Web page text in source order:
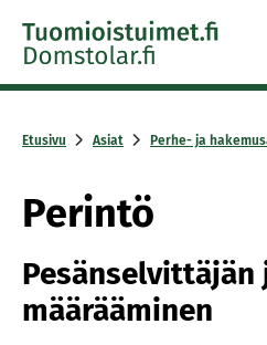
Skip to content -
Etusivu Asiat Perhe- ja
Perintö
Pesänselvittäjän
määrääminen